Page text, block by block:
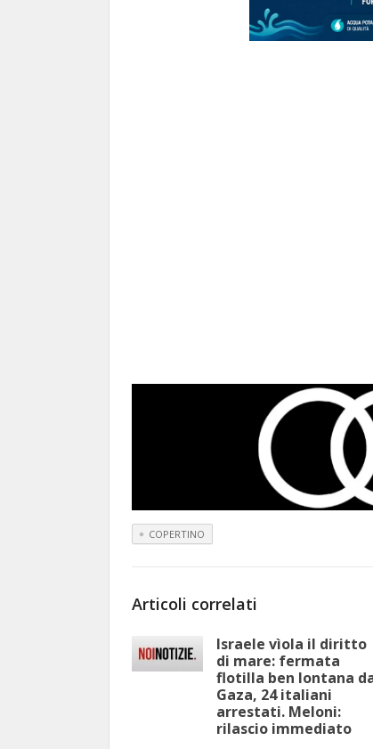
COPERTINO
Articoli correlati
Israele vìola il diritto
di mare: fermata
flotilla ben lontana
Gaza, 24 italiani
arrestati. Meloni:
rilascio immediato